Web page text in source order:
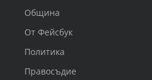
Община
От Фейсбук
Политика
Правосъдие